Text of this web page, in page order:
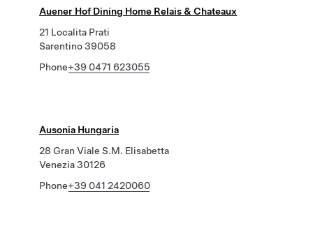
Auener Hof Dining Home Relais & Chateaux
21 Localita Prati
Sarentino 39058
Phone+39 0471 623055
Ausonia Hungaria
28 Gran Viale S.M. Elisabetta
Venezia 30126
Phone+39 041 2420060